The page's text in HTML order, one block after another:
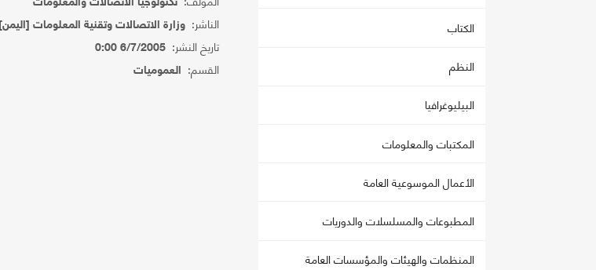
الكتاب
النظم
البيليوغرافيا
المكتبات والمعلومات
الأعمال الموسوعية العامة
المطبوعات والمسلسلات والدوريات
المنظمات والهيئات والمؤسسات العامة
تكنولوجيا الاتصالات والمعلومات
الناشر: وزارة الاتصالات وتقنية المعلومات [اليمن]
تاريخ النشر: 6/7/2005 0:00
القسم: العموميات